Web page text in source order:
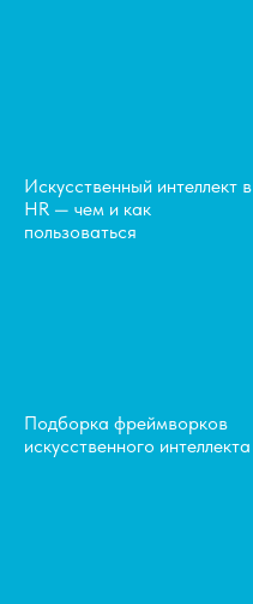
Искусственный интеллект в
HR — чем и как
пользоваться
Подборка фреймворков
искусственного интеллекта